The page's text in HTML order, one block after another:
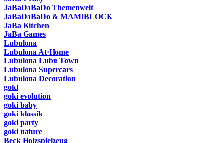
JaBaDaBaDo Themenwelt
JaBaDaBaDo & MAMIBLOCK
JaBa Kitchen
JaBa Games
Lubulona
Lubulona At·Home
Lubulona Lubu Town
Lubulona Supercars
Lubulona Decoration
goki
goki evolution
goki baby
goki klassik
goki party
goki nature
Beck Holzspielzeug